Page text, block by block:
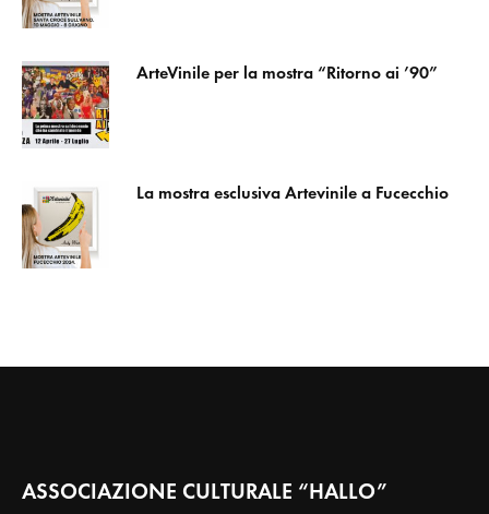
ArteVinile per la mostra “Ritorno ai ’90”
La mostra esclusiva Artevinile a Fucecchio
ASSOCIAZIONE CULTURALE “HALLO”